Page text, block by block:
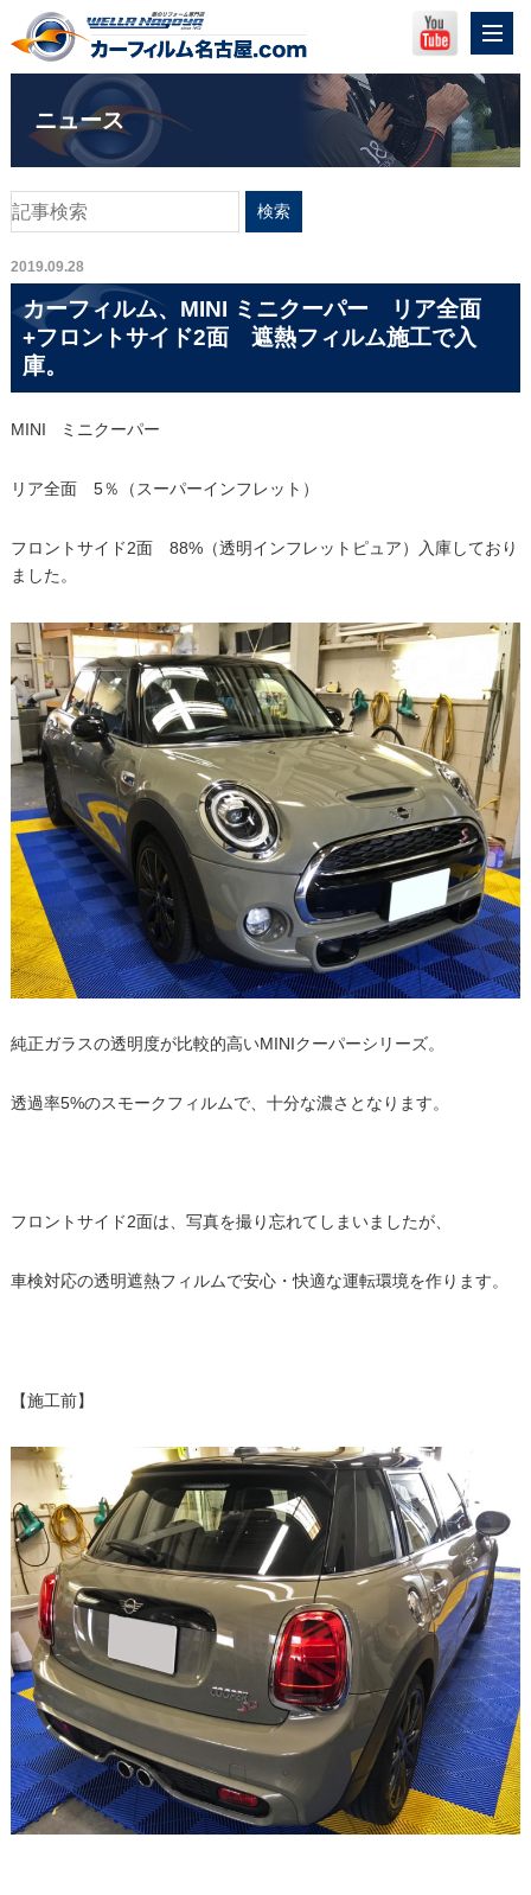
ニュース
2019.09.28
カーフィルム、MINI ミニクーパー リア全面
+フロントサイド2面 遮熱フィルム施工で入
庫。
MINI ミニクーパー
リア全面 5％（スーパーインフレット）
フロントサイド2面 88%（透明インフレットピュア）入庫しており
ました。
純正ガラスの透明度が比較的高いMINIクーパーシリーズ。
透過率5%のスモークフィルムで、十分な濃さとなります。
フロントサイド2面は、写真を撮り忘れてしまいましたが、
車検対応の透明遮熱フィルムで安心・快適な運転環境を作ります。
【施工前】